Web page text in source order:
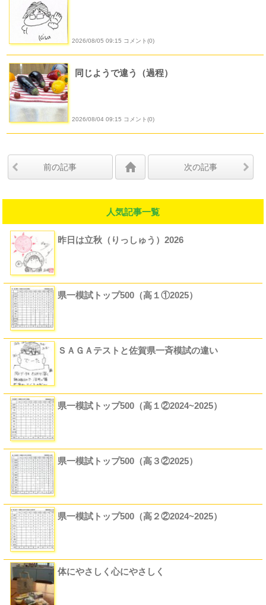
2026/08/05 09:15 コメント(0)
同じようで違う（過程）
2026/08/04 09:15 コメント(0)
前の記事 次の記事
人気記事一覧
昨日は立秋（りっしゅう）2026
県一模試トップ500（高１①2025）
ＳＡＧＡテストと佐賀県一斉模試の違い
県一模試トップ500（高１②2024~2025）
県一模試トップ500（高３②2025）
県一模試トップ500（高２②2024~2025）
体にやさしく心にやさしく